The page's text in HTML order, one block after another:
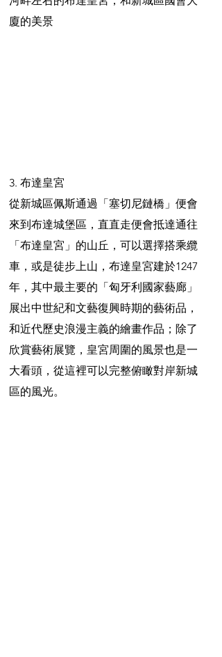
廈的美景
3. 布達皇宮
從新城區佩斯通過「塞切尼鏈橋」便會
來到布達城堡區，直直走便會抵達通往
「布達皇宮」的山丘，可以選擇搭乘纜
車，或是徒步上山，布達皇宮建於1247
年，其中最主要的「匈牙利國家藝廊」
展出中世紀和文藝復興時期的藝術品，
和近代歷史浪漫主義的繪畫作品；除了
欣賞藝術展覽，皇宮周圍的風景也是一
大看頭，從這裡可以完整俯瞰對岸新城
區的風光。